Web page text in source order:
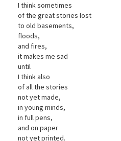
I think sometimes
of the great stories lost
to old basements,
floods,
and fires,
it makes me sad
until
I think also
of all the stories
not yet made,
in young minds,
in full pens,
and on paper
not yet printed.